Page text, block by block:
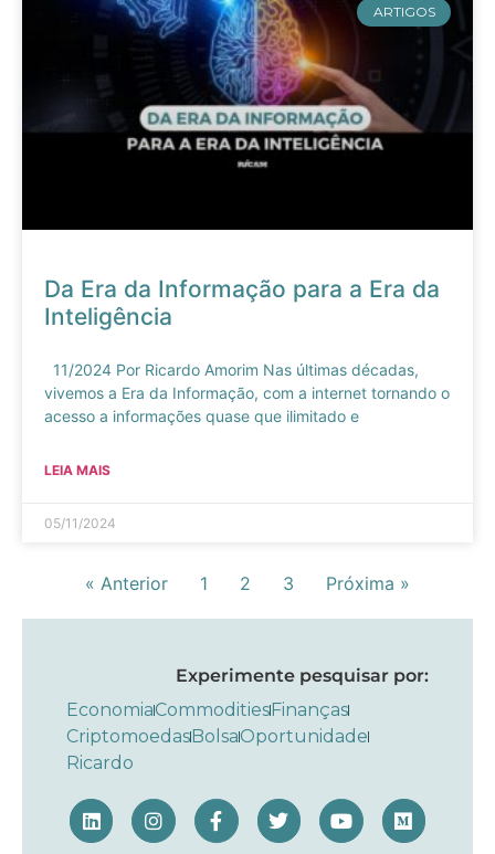
ARTIGOS
Da Era da Informação para a Era da
Inteligência
11/2024 Por Ricardo Amorim Nas últimas décadas,
vivemos a Era da Informação, com a internet tornando o
acesso a informações quase que ilimitado e
LEIA MAIS
05/11/2024
« Anterior 1 2 3 Próxima »
Experimente pesquisar por:
EconomiaCommodities Finanças
Criptomoedas BolsaOportunidade
Ricardo